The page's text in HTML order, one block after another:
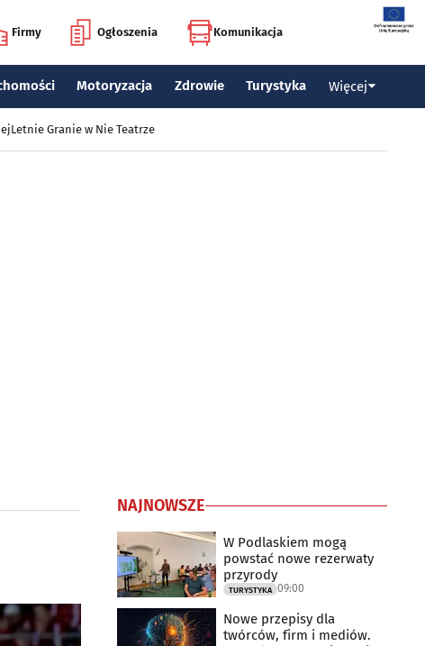
Firmy Ogłoszenia Komunikacja
Motoryzacja Zdrowie Turystyka Więcej
Letnie Granie w Nie Teatrze
NAJNOWSZE
W Podlaskiem mogą
powstać nowe rezerwaty
przyrody
TURYSTYKA 09:00
Nowe przepisy dla
twórców, firm i mediów.